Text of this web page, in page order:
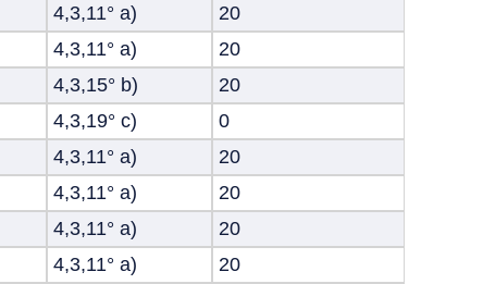
4,3,11° а)
20
4,3,11° а)
20
4,3,15° b)
20
4,3,19° с)
0
4,3,11° а)
20
4,3,11° а)
20
4,3,11° а)
20
4,3,11° а) 20